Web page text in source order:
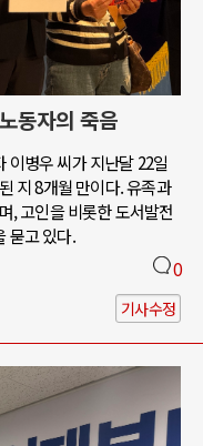
동자의 죽음
이병우 씨가 지난달 22일
지 8개월 만이다. 유족과
, 고인을 비롯한 도서발전
묻고 있다.
0
기사수정